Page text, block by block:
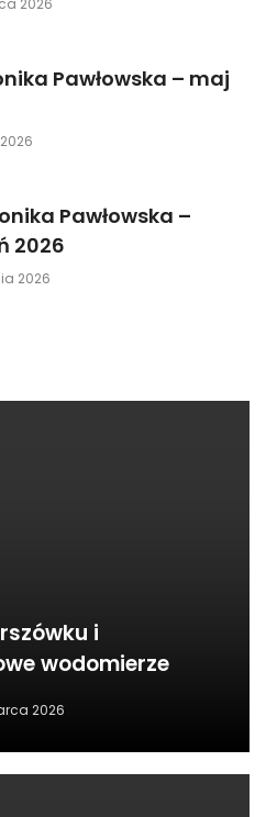
2026
Pawłowska – maj
Pawłowska –
2026
2026
i
wodomierze
2026